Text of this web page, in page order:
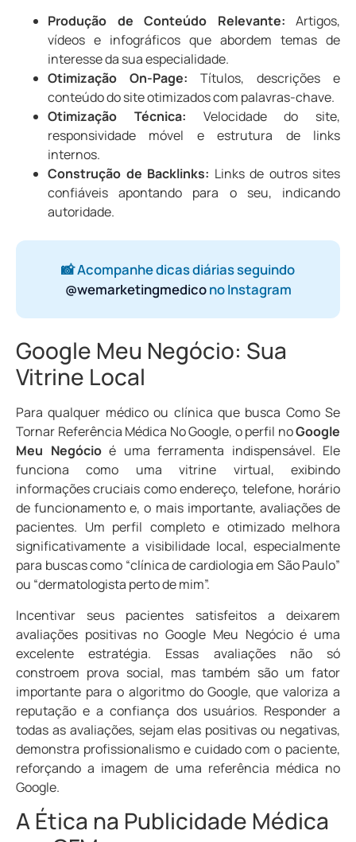
Produção de Conteúdo Relevante: Artigos,
vídeos e infográficos que abordem temas de
interesse da sua especialidade.
Otimização On-Page: Títulos, descrições e
conteúdo do site otimizados com palavras-chave.
Otimização Técnica: Velocidade do site,
responsividade móvel e estrutura de links
internos.
Construção de Backlinks: Links de outros sites
confiáveis apontando para o seu, indicando
autoridade.
📸 Acompanhe dicas diárias seguindo
@wemarketingmedicono Instagram
Google Meu Negócio: Sua
Vitrine Local
Para qualquer médico ou clínica que busca Como Se
Tornar Referência Médica No Google, o perfil noGoogle
Meu Negócioé uma ferramenta indispensável. Ele
funciona como uma vitrine virtual, exibindo
informações cruciais como endereço, telefone, horário
de funcionamento e, o mais importante, avaliações de
pacientes. Um perfil completo e otimizado melhora
significativamente a visibilidade local, especialmente
para buscas como “clínica de cardiologia em São Paulo”
ou “dermatologista perto de mim”.
Incentivar seus pacientes satisfeitos a deixarem
avaliações positivas no Google Meu Negócio é uma
excelente estratégia. Essas avaliações não só
constroem prova social, mas também são um fator
importante para o algoritmo do Google, que valoriza a
reputação e a confiança dos usuários. Responder a
todas as avaliações, sejam elas positivas ou negativas,
demonstra profissionalismo e cuidado com o paciente,
reforçando a imagem de uma referência médica no
Google.
A Ética na Publicidade Médica